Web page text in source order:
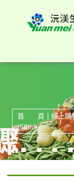
首 頁 | 線上購
(50ml)